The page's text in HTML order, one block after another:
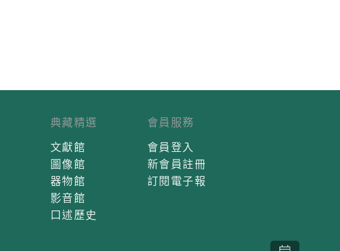
典藏精選
文獻館
圖像館
器物館
影音館
口述歷史
會員服務
會員登入
新會員註冊
訂閱電子報